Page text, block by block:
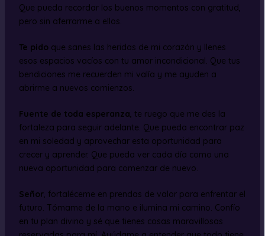
Que pueda recordar los buenos momentos con gratitud,
pero sin aferrarme a ellos.
Te pidoque sanes las heridas de mi corazón y llenes
esos espacios vacíos con tu amor incondicional. Que tus
bendiciones me recuerden mi valía y me ayuden a
abrirme a nuevos comienzos.
Fuente de toda esperanza , te ruego que me des la
fortaleza para seguir adelante. Que pueda encontrar paz
en mi soledad y aprovechar esta oportunidad para
crecer y aprender. Que pueda ver cada día como una
nueva oportunidad para comenzar de nuevo.
Señor, fortaléceme en prendas de valor para enfrentar el
futuro. Tómame de la mano e ilumina mi camino. Confío
en tu plan divino y sé que tienes cosas maravillosas